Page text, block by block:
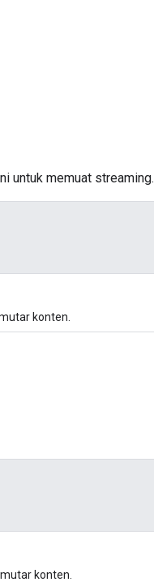
untuk memuat streaming.
konten.
konten.